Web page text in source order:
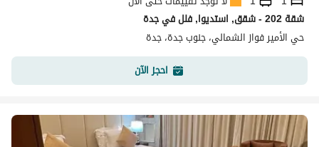
شقة 202 - شقق, استديوا, فلل في جدة
حي الأمير فواز الشمالي، جنوب جدة، جدة
احجز الآن